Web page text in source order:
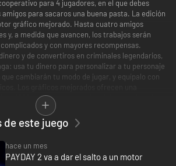
para 4 jugadores, en el que debes
para sacaros una buena pasta. La edición
gráfico mejorado. Hasta cuatro amigos
y, a medida que avancen, los trabajos serán
y con mayores recompensas.
y de convertiros en criminales legendarios,
usa tu dinero para personalizar a tu personaje
cambiarán tu modo de jugar, y equípalo con
a 1080p, gracias a la cual podrás ver cómo flota
las balas te pasan rozando en alta
este juego
hace un mes
PAYDAY 2 va a dar el salto a un motor